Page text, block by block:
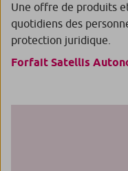
Une offre de produits
quotidiens des
protection juridique.
Forfait Satellis